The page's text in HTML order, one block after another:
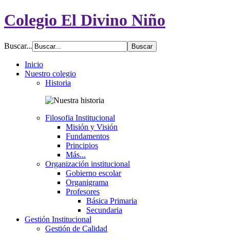
Colegio El Divino Niño
Buscar...
Inicio
Nuestro colegio
Historia
Filosofia Institucional
Misión y Visión
Fundamentos
Principios
Más...
Organización institucional
Gobierno escolar
Organigrama
Profesores
Básica Primaria
Secundaria
Gestión Institucional
Gestión de Calidad